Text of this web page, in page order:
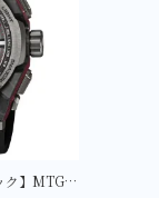
【G-SHOCK ジーショック】MTG-B4000B-1AJF